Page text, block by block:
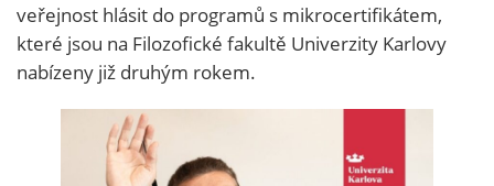
veřejnost hlásit do programů s mikrocertifikátem,
které jsou na Filozofické fakultě Univerzity Karlovy
nabízeny již druhým rokem.